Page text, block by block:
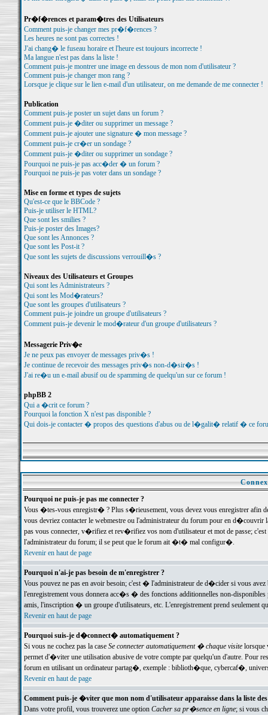
Pr�f�rences et param�tres des Utilisateurs
Comment puis-je changer mes pr�f�rences ?
Les heures ne sont pas correctes !
J'ai chang� le fuseau horaire et l'heure est toujours incorrecte !
Ma langue n'est pas dans la liste !
Comment puis-je montrer une image en dessous de mon nom d'utilisateur ?
Comment puis-je changer mon rang ?
Lorsque je clique sur le lien e-mail d'un utilisateur, on me demande de me connecter !
Publication
Comment puis-je poster un sujet dans un forum ?
Comment puis-je �diter ou supprimer un message ?
Comment puis-je ajouter une signature � mon message ?
Comment puis-je cr�er un sondage ?
Comment puis-je �diter ou supprimer un sondage ?
Pourquoi ne puis-je pas acc�der � un forum ?
Pourquoi ne puis-je pas voter dans un sondage ?
Mise en forme et types de sujets
Qu'est-ce que le BBCode ?
Puis-je utiliser le HTML?
Que sont les smilies ?
Puis-je poster des Images?
Que sont les Annonces ?
Que sont les Post-it ?
Que sont les sujets de discussions verrouill�s ?
Niveaux des Utilisateurs et Groupes
Qui sont les Administrateurs ?
Qui sont les Mod�rateurs?
Que sont les groupes d'utilisateurs ?
Comment puis-je joindre un groupe d'utilisateurs ?
Comment puis-je devenir le mod�rateur d'un groupe d'utilisateurs ?
Messagerie Priv�e
Je ne peux pas envoyer de messages priv�s !
Je continue de recevoir des messages priv�s non-d�sir�s !
J'ai re�u un e-mail abusif ou de spamming de quelqu'un sur ce forum !
phpBB 2
Qui a �crit ce forum ?
Pourquoi la fonction X n'est pas disponible ?
Qui dois-je contacter � propos des questions d'abus ou de l�galit� relatif � ce
Pourquoi ne puis-je pas me connecter ?
Vous �tes-vous enregistr� ? Plus s�rieusement, vous devez vous enregistrer
vous devriez contacter le webmestre ou l'administrateur du forum pour en
pas vous connecter, v�rifiez et rev�rifiez vos nom d'utilisateur et mot de passe;
l'administrateur du forum; il se peut que le forum ait �t� mal configur�.
Revenir en haut de page
Pourquoi n'ai-je pas besoin de m'enregistrer ?
Vous pouvez ne pas en avoir besoin; c'est � l'administrateur de d�cider si vous
l'enregistrement vous donnera acc�s � des fonctions additionnelles non-
amis, l'inscription � un groupe d'utilisateurs, etc. L'enregistrement prend seulement
Revenir en haut de page
Pourquoi suis-je d�connect� automatiquement ?
Si vous ne cochez pas la case Se connecter automatiquement � chaque visitelorsque
permet d'�viter une utilisation abusive de votre compte par quelqu'un d'autre. Pour
forum en utilisant un ordinateur partag�, exemple : biblioth�que, cybercaf�,
Revenir en haut de page
Comment puis-je �viter que mon nom d'utilisateur apparaisse dans la liste
Dans votre profil, vous trouverez une option Cacher sa pr�sence en ligne; si vous